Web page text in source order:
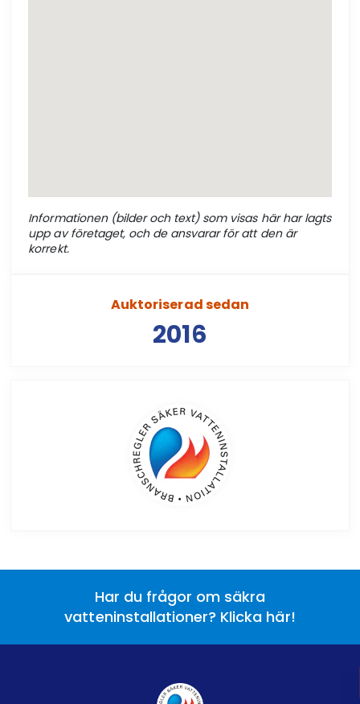
Informationen (bilder och text) som visas här har lagts
upp av företaget, och de ansvarar för att den är
korrekt.
Auktoriserad sedan
2016
Har du frågor om säkra
vatteninstallationer? Klicka här!